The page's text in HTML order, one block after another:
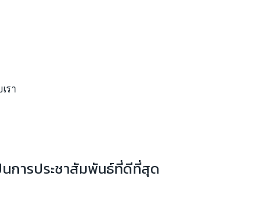
การประชาสัมพันธ์ที่ดีที่สุด